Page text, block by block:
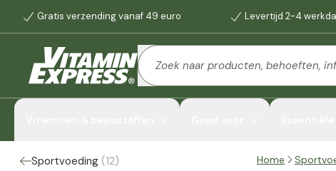
Gratis verzending vanaf 49 euro Levertijd 2-4
Sportvoeding (12) Home